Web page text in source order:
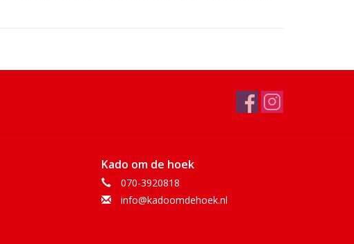
Kado om de hoek
070-3920818
info@kadoomdehoek.nl